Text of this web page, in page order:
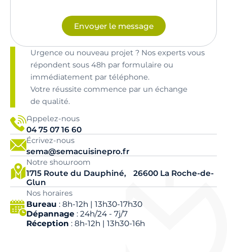
Envoyer le message
Urgence ou nouveau projet ? Nos experts vous
répondent sous 48h par formulaire ou
immédiatement par téléphone.
Votre réussite commence par un échange
de qualité.
Appelez-nous
04 75 07 16 60
Écrivez-nous
sema@semacuisinepro.fr
Notre showroom
1715 Route du Dauphiné, 26600 La Roche-de-
Glun
Nos horaires
Bureau : 8h-12h | 13h30-17h30
Dépannage : 24h/24 - 7j/7
Réception : 8h-12h | 13h30-16h